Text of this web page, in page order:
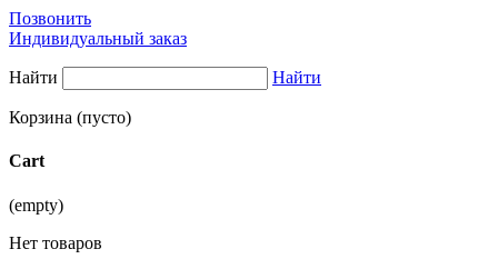
Позвонить
Индивидуальный заказ
Найти Найти
Корзина (пусто)
Cart
(empty)
Нет товаров